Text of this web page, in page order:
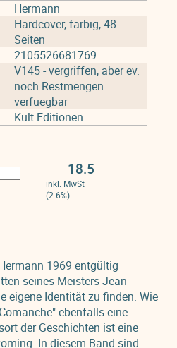
Hermann
Hardcover, farbig, 48
Seiten
2105526681769
V145 - vergriffen, aber ev.
noch Restmengen
verfuegbar
Kult Editionen
18.5
inkl. MwSt
(2.6%)
1969 entgültig
seines Meisters Jean
eigene Identität zu finden. Wie
ebenfalls eine
der Geschichten ist eine
In diesem Band sind